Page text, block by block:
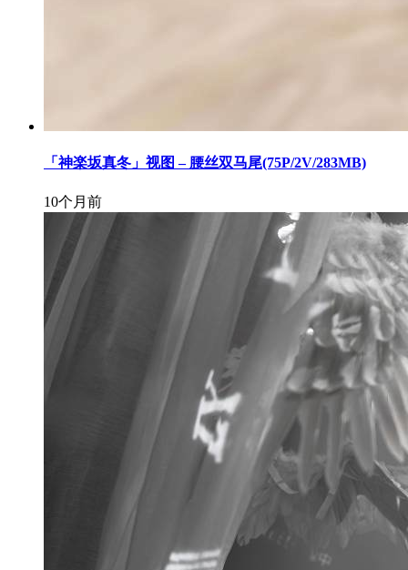
「神楽坂真冬」视图 – 腰丝双马尾(75P/2V/283MB)
10个月前